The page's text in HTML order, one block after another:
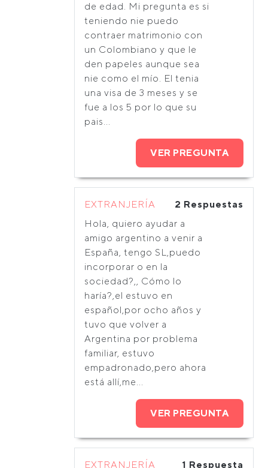
de edad. Mi pregunta es si
teniendo nie puedo
contraer matrimonio con
un Colombiano y que le
den papeles aunque sea
nie como el mío. El tenia
una visa de 3 meses y se
fue a los 5 por lo que su
pais...
VER PREGUNTA
EXTRANJERÍA
2 Respuestas
Hola, quiero ayudar a
amigo argentino a venir a
España, tengo SL,puedo
incorporar o en la
sociedad?,, Cómo lo
haría?,el estuvo en
español,por ocho años y
tuvo que volver a
Argentina por problema
familiar, estuvo
empadronado,pero ahora
está allí,me...
VER PREGUNTA
EXTRANJERÍA
1 Respuesta